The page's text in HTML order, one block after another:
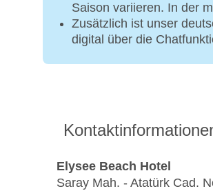
Saison variieren. In der
Zusätzlich ist unser
digital über die
Elysee Beach Hotel
Saray Mah. - Atatürk Cad.